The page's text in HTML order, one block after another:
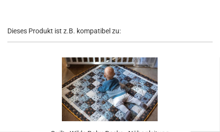
Dieses Produkt ist z.B. kompatibel zu: